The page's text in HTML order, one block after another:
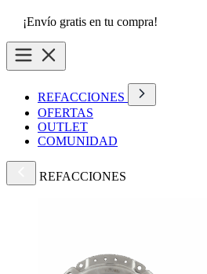
¡Envío gratis en tu compra!
REFACCIONES
OFERTAS
OUTLET
COMUNIDAD
REFACCIONES